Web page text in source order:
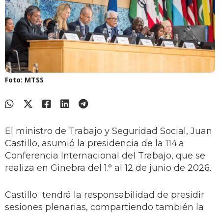
Foto: MTSS
El ministro de Trabajo y Seguridad Social, Juan
Castillo, asumió la presidencia de la 114.a
Conferencia Internacional del Trabajo, que se
realiza en Ginebra del 1.° al 12 de junio de 2026.
Castillo tendrá la responsabilidad de presidir
sesiones plenarias, compartiendo también la